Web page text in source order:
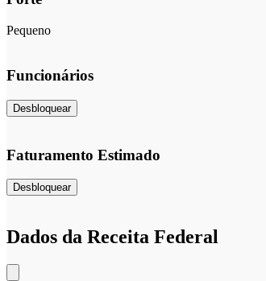
Pequeno
Funcionários
Desbloquear
Faturamento Estimado
Desbloquear
Dados da Receita Federal